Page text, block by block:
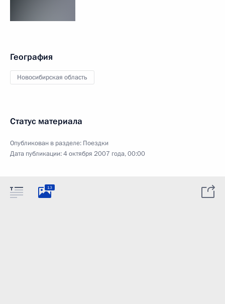
География
Новосибирская область
Статус материала
Опубликован в разделе: Поездки
Дата публикации:4 октября 2007 года, 00:00
13